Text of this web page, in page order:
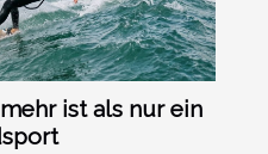
ist als nur ein